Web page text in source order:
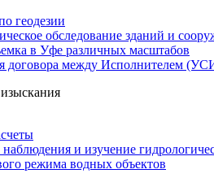
геодезии
обследование зданий и
в Уфе различных масштабов
договора между Исполнителем
и изучение
режима водных объектов